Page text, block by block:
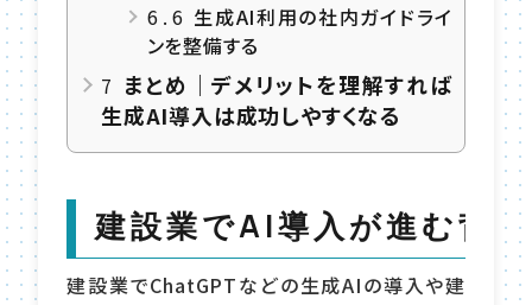
6.6 生成AI利用の社内ガイドライ
ンを整備する
7 まとめ｜デメリットを理解すれば
生成AI導入は成功しやすくなる
建設業でAI導入が進む背景
建設業でChatGPTなどの生成AIの導入や建